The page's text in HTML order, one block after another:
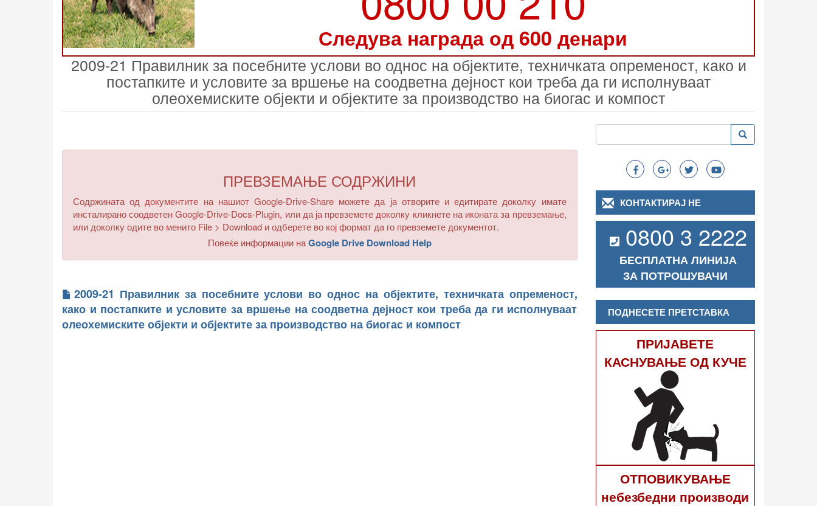
Следува награда од 600 денари
2009-21 Правилник за посебните услови во однос на објектите, техничката опременост, како и
постапките и условите за вршење на соодветна дејност кои треба да ги исполнуваат
олеохемиските објекти и објектите за производство на биогас и компост
ПРЕВЗЕМАЊЕ СОДРЖИНИ
Содржината од документите на нашиот Google-Drive-Share можете да ја отворите и едитирате доколку имате
инсталирано соодветен Google-Drive-Docs-Plugin, или да ја превземете доколку кликнете на иконата за превземање,
или доколку одите во менито File > Downloadи одберете во кој формат да го превземете документот.
Повеќе информации наGoogle Drive Download Help
2009-21 Правилник за посебните услови во однос на објектите, техничката опременост,
како и постапките и условите за вршење на соодветна дејност кои треба да ги исполнуваат
олеохемиските објекти и објектите за производство на биогас и компост
Search
Пребарување Пребарување
КОНТАКТИРАЈ НЕ
0800 3 2222
БЕСПЛАТНА ЛИНИЈА
ЗА ПОТРОШУВАЧИ
ПОДНЕСЕТЕ ПРЕТСТАВКА
ПРИЈАВЕТЕ
КАСНУВАЊЕ ОД КУЧЕ
ОТПОВИКУВАЊЕ
небезбедни производи